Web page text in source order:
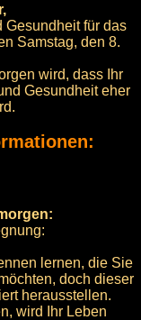
Gesundheit für das
Samstag, den 8.
wird, dass Ihr
Gesundheit eher
lernen, die Sie
doch dieser
herausstellen.
wird Ihr Leben